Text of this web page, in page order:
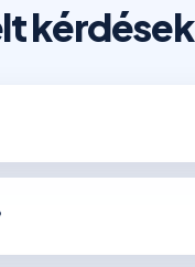
kérdések